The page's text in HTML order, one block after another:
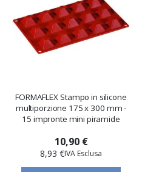
FORMAFLEX Stampo in silicone
multiporzione 175 x 300 mm -
15 impronte mini piramide
10,90 €
8,93 €